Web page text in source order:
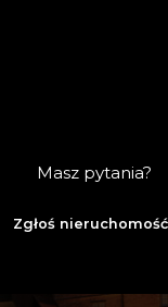
Masz pytania?
Zgłoś nieruchomość